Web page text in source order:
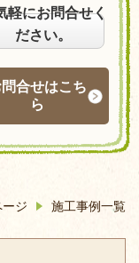
軽にお問合せく
ださい。
合せはこち
ら
ージ 施工事例一覧